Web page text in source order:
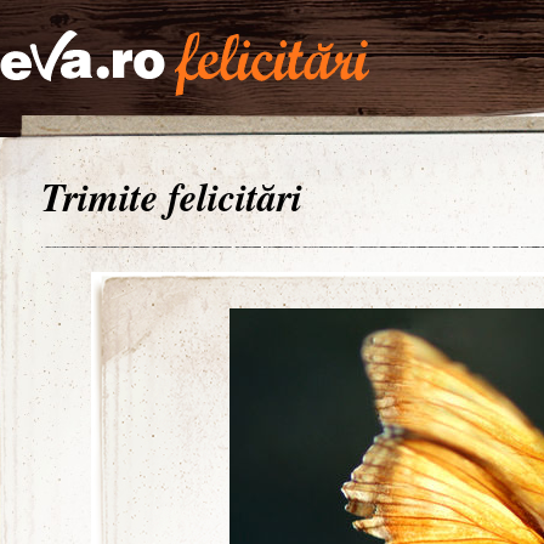
Trimite felicitări